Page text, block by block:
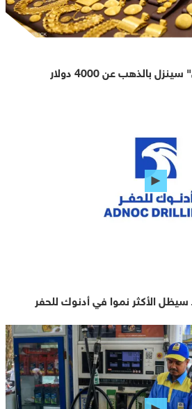
بالذهب عن 4000 دولار
الأكثر نموا في أدنوك للحفر